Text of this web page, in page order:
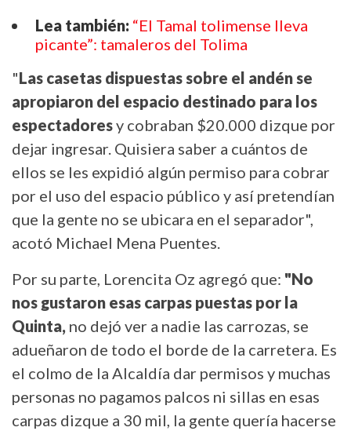
Lea también: “El Tamal tolimense lleva
picante”: tamaleros del Tolima
"Las casetas dispuestas sobre el andén se
apropiaron del espacio destinado para los
espectadoresy cobraban $20.000 dizque por
dejar ingresar. Quisiera saber a cuántos de
ellos se les expidió algún permiso para cobrar
por el uso del espacio público y así pretendían
que la gente no se ubicara en el separador",
acotó Michael Mena Puentes.
Por su parte, Lorencita Oz agregó que: "No
nos gustaron esas carpas puestas por la
Quinta, no dejó ver a nadie las carrozas, se
adueñaron de todo el borde de la carretera. Es
el colmo de la Alcaldía dar permisos y muchas
personas no pagamos palcos ni sillas en esas
carpas dizque a 30 mil, la gente quería hacerse